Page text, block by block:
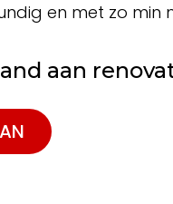
en met zo min
aan